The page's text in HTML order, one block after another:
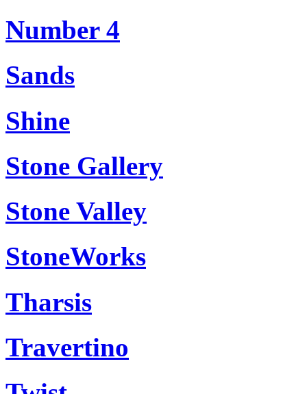
Number 4
Sands
Shine
Stone Gallery
Stone Valley
StoneWorks
Tharsis
Travertino